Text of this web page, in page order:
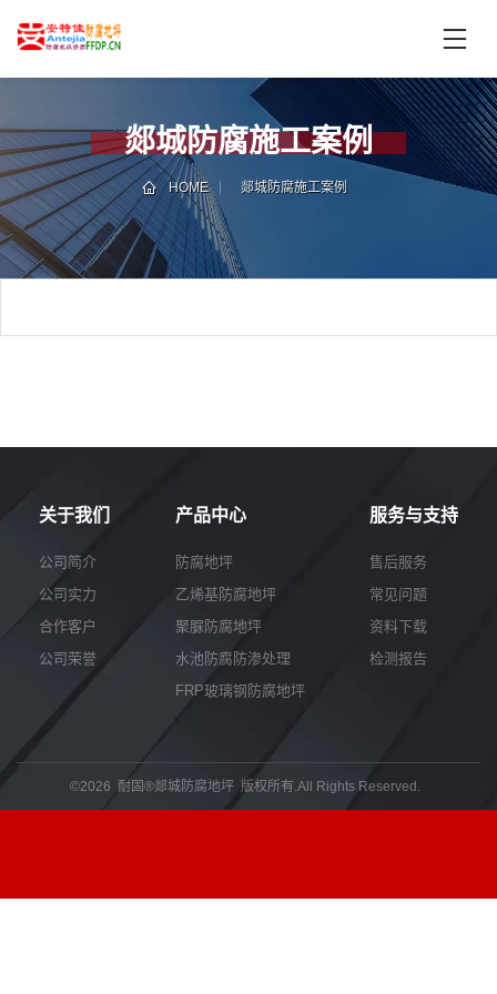
页
中
心
技
术
支
持
服
务
案
域
我
们
咨
询
郯城防腐施工案例
HOME 郯城防腐施工案例
关于我们
公司简介
公司实力
合作客户
公司荣誉
产品中心
防腐地坪
乙烯基防腐地坪
聚脲防腐地坪
水池防腐防渗处理
FRP玻璃钢防腐地坪
服务与支持
售后服务
常见问题
资料下载
检测报告
©2026 耐固®郯城防腐地坪 版权所有.All Rights Reserved.